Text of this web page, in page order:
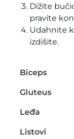
Dižite
pravite
Udahnite
izdišite.
Biceps
Gluteus
Leđa
Listovi